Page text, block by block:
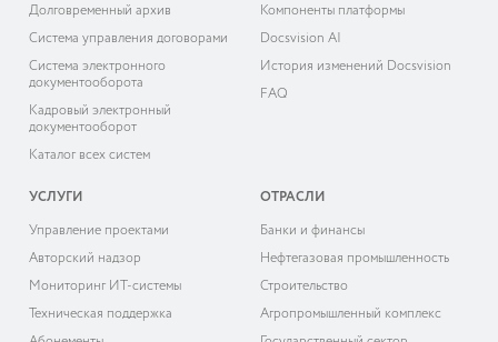
Долговременный архив
Система управления договорами
Система электронного
документооборота
Кадровый электронный
документооборот
Каталог всех систем
Компоненты платформы
Docsvision AI
История изменений Docsvision
FAQ
УСЛУГИ
Управление проектами
Авторский надзор
Мониторинг ИТ-системы
Техническая поддержка
ОТРАСЛИ
Банки и финансы
Нефтегазовая промышленность
Строительство
Агропромышленный комплекс